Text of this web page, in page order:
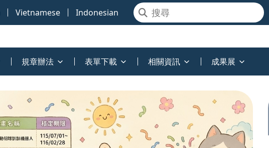
Vietnamese Indonesian
規章辦法 表單下載 相關資訊 成果展